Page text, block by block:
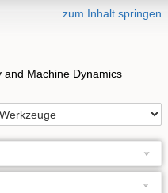
zum Inhalt springen
Machine Dynamics